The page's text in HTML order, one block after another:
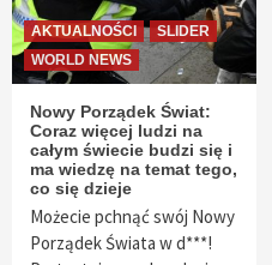
AKTUALNOŚCI
SLIDER
WORLD NEWS
Nowy Porządek Świat:
Coraz więcej ludzi na
całym świecie budzi się i
ma wiedzę na temat tego,
co się dzieje
Możecie pchnąć swój Nowy
Porządek Świata w d***!